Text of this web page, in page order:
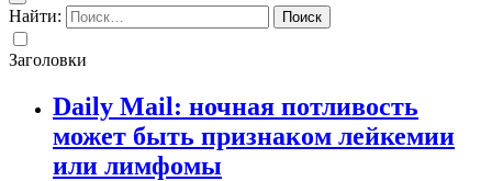
Найти:
Заголовки
Daily Mail: ночная потливость
может быть признаком лейкемии
или лимфомы